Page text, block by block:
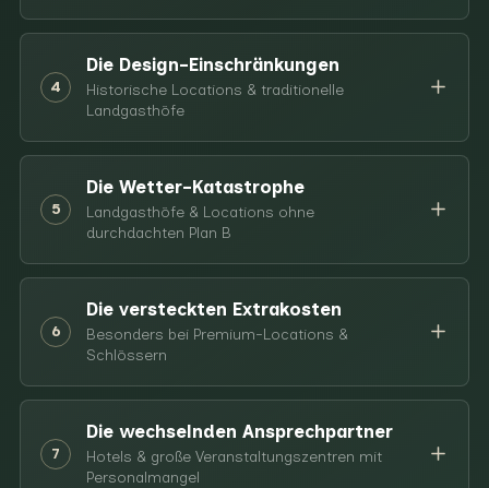
4
Die Design-Einschränkungen
Historische Locations & traditionelle
Landgasthöfe
5
Die Wetter-Katastrophe
Landgasthöfe & Locations ohne
durchdachten Plan B
6
Die versteckten Extrakosten
Besonders bei Premium-Locations &
Schlössern
7
Die wechselnden Ansprechpartner
Hotels & große Veranstaltungszentren mit
Personalmangel